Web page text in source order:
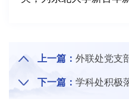
上一篇： 外联处党支部2024年“全
下一篇： 学科处积极落实习近平总书